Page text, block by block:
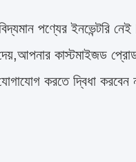
পণ্যের ইনভেন্টরি
কাস্টমাইজড
করতে দ্বিধা করবেন